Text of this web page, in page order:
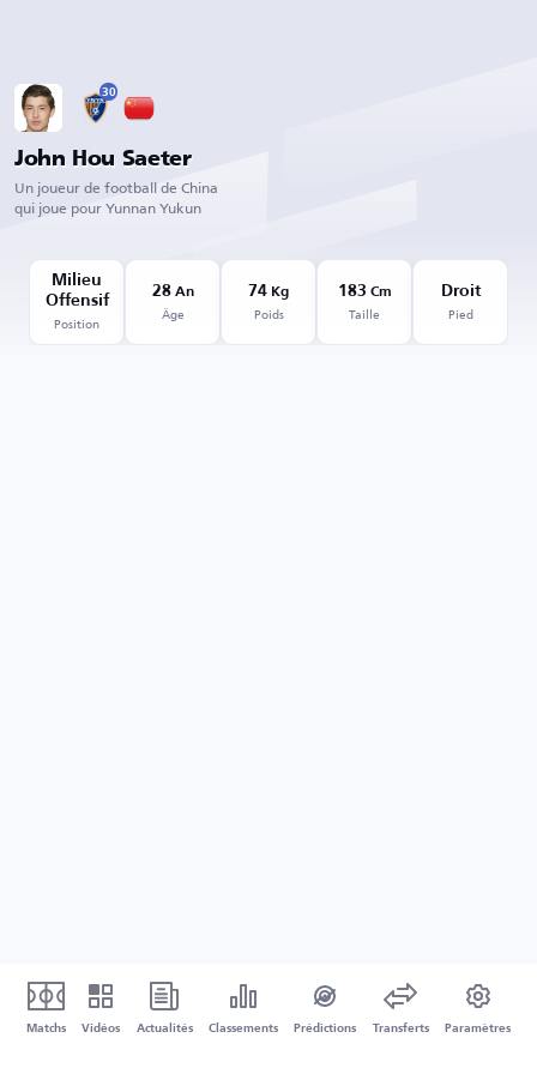
30
John Hou Saeter
Un joueur de football de China
qui joue pour Yunnan Yukun
Milieu
Offensif
Position
28An
Âge
74 Kg
Poids
183 Cm
Taille
Droit
Pied
Matchs Vidéos Actualités Classements Prédictions Transferts Paramètres